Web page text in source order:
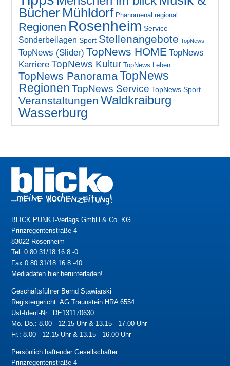
Bücher Mühldorf Phänomenal regional
Regionen Rosenheim Service
Sonderbeilagen Sport Stellenangebote TopNews
TopNews (Slider) TopNews HOME TopNews
Karriere TopNews Kultur TopNews Leben
TopNews PanoramaTopNews
Regionen TopNews Service TopNews Sport
Veranstaltungen Waldkraiburg
Wasserburg
BLICK PUNKT-Verlags GmbH & Co. KG
Prinzregentenstraße 4
83022 Rosenheim
Tel. 0 80 31/18 16 8 -0
Fax 0 80 31/18 16 8 -40
Mediadaten hier herunterladen!
Geschäftsführer Bernd Stawiarski
Registergericht: AG Traunstein HRA 6554
Ust-Ident-Nr.: DE131170630
Mo.-Do.: 8.00 - 12.15 Uhr & 13.15 - 17.00 Uhr
Fr.: 8.00 - 12.15 Uhr & 13.15 - 16.00 Uhr
Persönlich haftender Gesellschafter:
Prinzregentenstraße 4